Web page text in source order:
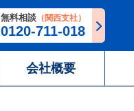
無料相談 （関西支社）
0120-711-018
会社概要